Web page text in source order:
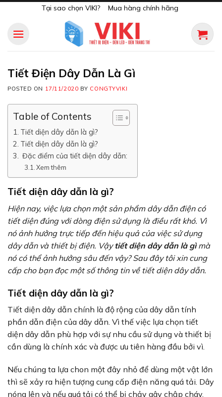
content
Tại sao chọn VIKI? Mua hàng chính hãng
Tiết Điện Dây Dẫn Là Gì
POSTED ON 17/11/2020 BY CONGTYVIKI
Table of Contents
Tiết diện dây dẫn là gì?
Tiết diện dây dẫn là gì?
Đặc điểm của tiết diện dây dẫn:
Xem thêm
Tiết diện dây dẫn là gì?
Hiện nay, việc lựa chọn một sản phẩm dây dẫn điện có
tiết diện đúng với dòng điện sử dụng là điều rất khó. Vì
nó ảnh hưởng trực tiếp đến hiệu quả của việc sử dụng
dây dẫn và thiết bị điện. Vậy tiết diện dây dẫn là gìmà
nó có thể ảnh hưởng sâu đến vậy? Sau đây tôi xin cung
cấp cho bạn đọc một số thông tin về tiết diện dây dẫn.
Tiết diện dây dẫn là gì?
Tiết diện dây dẫn chính là độ rộng của dây dẫn tính
phần dẫn điện của dây dẫn. Vì thế việc lựa chọn tiết
diện dây dẫn phù hợp với sự nhu cầu sử dụng và thiết bị
cần dùng là chính xác và được ưu tiên hàng đầu bởi vì.
Nếu chúng ta lựa chon một đây nhỏ để dùng một vật lớn
thì sẽ xảy ra hiện tượng cung cấp điện năng quá tải. Dây
nóng lên và nếu quá tải có thể bị chảy gây chập cháy,